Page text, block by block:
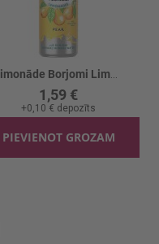
1,59 €
+0,10 € depozīts
PIEVIENOT GROZAM